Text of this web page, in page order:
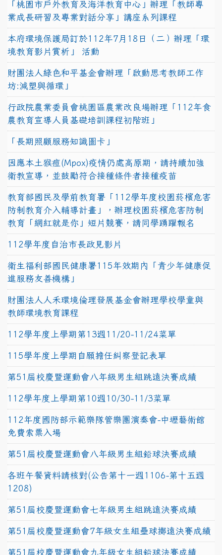
「桃園市戶外教育及海洋教育中心」辦理「教師專
業成長研習及專業對話分享」講座系列課程
本府環境保護局訂於112年7月18日（二）辦理「環
境教育影片賞析」 活動
財團法人綠色和平基金會辦理「啟動思考教師工作
坊:減塑與循環」
行政院農業委員會桃園區農業改良場辦理「112年食
農教育宣導人員基礎培訓課程初階班」
「長期照顧服務知識圖卡」
因應本土猴痘(Mpox)疫情仍處高原期，請持續加強
衛教宣導，並鼓勵符合接種條件者接種疫苗
教育部國民及學前教育署「112學年度校園菸檳危害
防制教育介入輔導計畫」，辦理校園菸檳危害防制
教育「網紅就是你」短片競賽，請同學踴躍報名
112學年度自治市長政見影片
衛生福利部國民健康署115年效期內「青少年健康促
進服務友善機構」
財團法人人禾環境倫理發展基金會辦理學校學童與
教師環境教育課程
112學年度上學期第13週11/20-11/24菜單
115學年度上學期自願擔任糾察登記表單
第51屆校慶暨運動會八年級男生組跳遠決賽成績
112學年度上學期第10週10/30-11/3菜單
112年度國防部示範樂隊管樂團演奏會-中壢藝術館
免費索票入場
第51屆校慶暨運動會八年級男生組鉛球決賽成績
各班午餐資料請核對(公告第十一週1106-第十五週
1208)
第51屆校慶暨運動會七年級男生組跳遠決賽成績
第51屆校慶暨運動會7年級女生組壘球擲遠決賽成績
第51屆校慶暨運動會九年級女生組鉛球決賽成績